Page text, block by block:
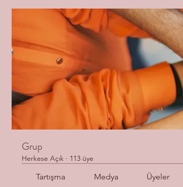
Grup
Herkese Açık · 113 üye
Tartışma Medya Üyeler